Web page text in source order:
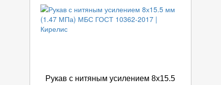
Рукав с нитяным усилением 8х15.5